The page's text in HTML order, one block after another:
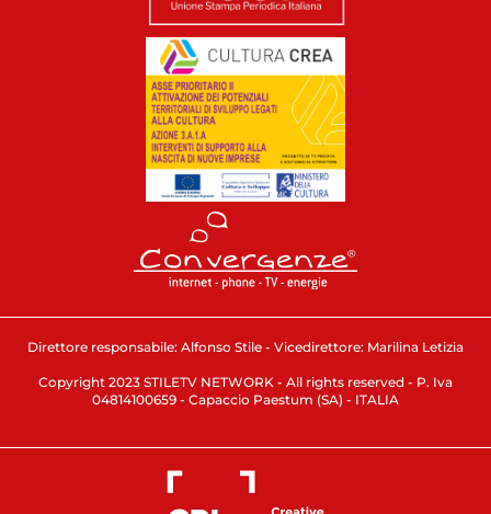
Direttore responsabile: Alfonso Stile - Vicedirettore: Marilina Letizia
Copyright 2023 STILETV NETWORK - All rights reserved - P. Iva
04814100659 - Capaccio Paestum (SA) - ITALIA